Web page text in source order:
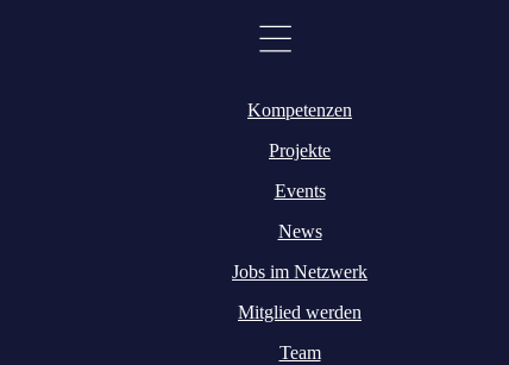
Kompetenzen
Projekte
Events
News
Jobs im Netzwerk
Mitglied werden
Team